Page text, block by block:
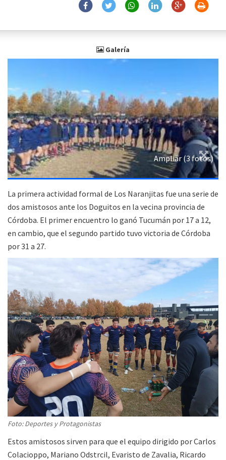
Galería
Ampliar (3 fotos)
La primera actividad formal de Los Naranjitas fue una serie de
dos amistosos ante los Doguitos en la vecina provincia de
Córdoba. El primer encuentro lo ganó Tucumán por 17 a 12,
en cambio, que el segundo partido tuvo victoria de Córdoba
por 31 a 27.
Foto: Deportes y Protagonistas
Estos amistosos sirven para que el equipo dirigido por Carlos
Colacioppo, Mariano Odstrcil, Evaristo de Zavalia, Ricardo